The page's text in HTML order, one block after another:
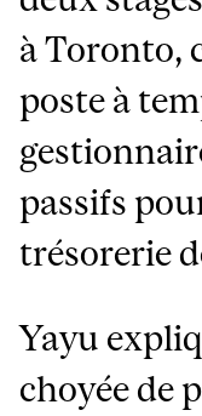
à Toronto,
poste à
passifs
trésorerie
Yayu
choyée de